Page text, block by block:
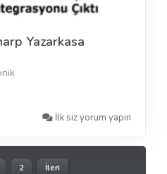
Yazarkasa
İlk siz yorum yapın
2 İleri